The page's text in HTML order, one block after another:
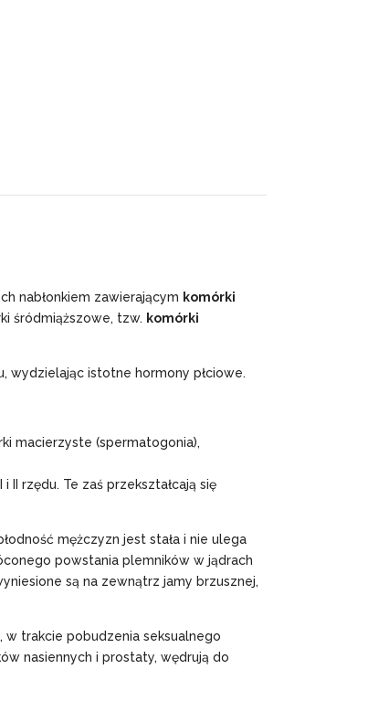
nabłonkiem zawierającym komórki
śródmiąższowe, tzw. komórki
wydzielając istotne hormony płciowe.
macierzyste (spermatogonia),
rzędu. Te zaś przekształcają się
mężczyzn jest stała i nie ulega
powstania plemników w jądrach
są na zewnątrz jamy brzusznej,
w trakcie pobudzenia seksualnego
nasiennych i prostaty, wędrują do